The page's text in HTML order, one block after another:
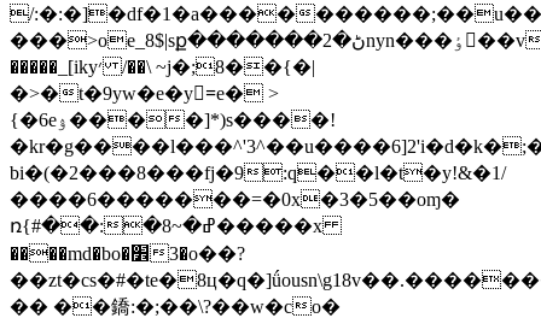
/:�:�]�df�1�a����
���>oe_8$|sք�������ڻ�2nyn���ٶ��vk.��^�=��t���w���s�e�m��yo����e���>����
�����_[iky׳ /��\ ~j�;8��{�|
�>�t�9yw�e�y=ْe� >
{�6eۉ����]*)s����!
bi�(�2���8���fj�9:q��l�t�y!&�1/
����6�������=�0x�3�5��oɱ�
ռ{#��:�8~�ߝ�����x
����md�bo�׾3�o��?
�� ��鐈:�;��\?��w�co�